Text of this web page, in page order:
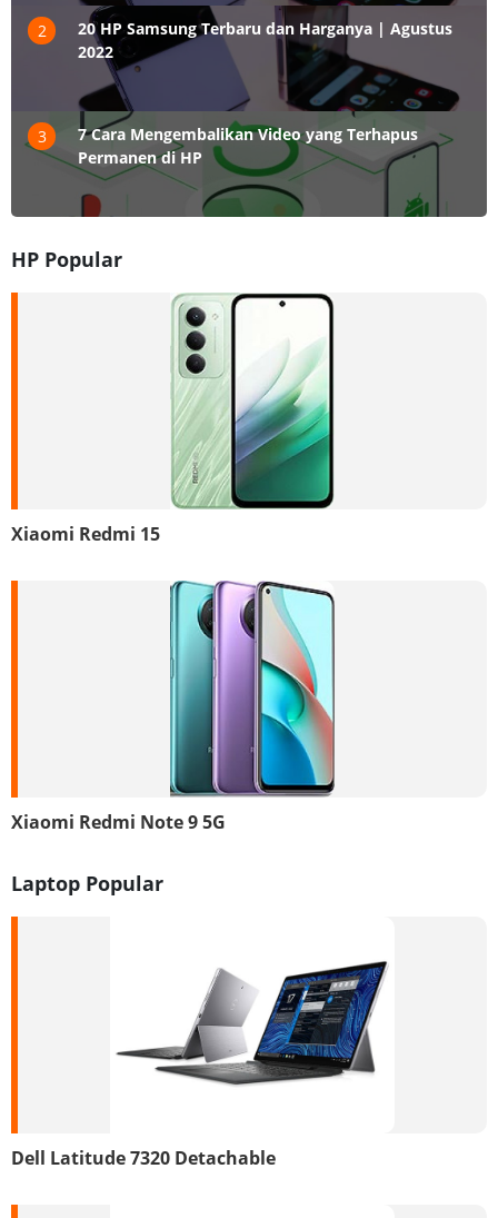
2
20 HP Samsung Terbaru dan Harganya | Agustus
2022
3
7 Cara Mengembalikan Video yang Terhapus
Permanen di HP
HP Popular
Xiaomi Redmi 15
Xiaomi Redmi Note 9 5G
Laptop Popular
Dell Latitude 7320 Detachable